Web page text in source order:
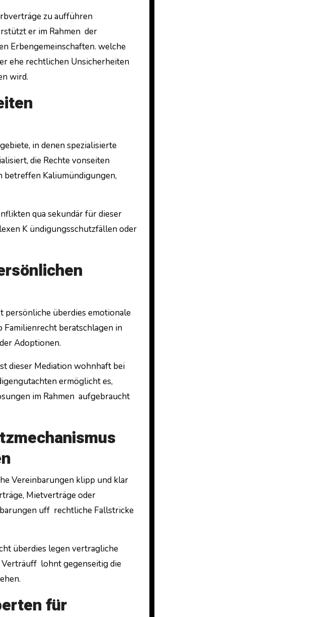
zu aufführen
er im Rahmen der
Erbengemeinschaften. welche
ehe rechtlichen Unsicherheiten
wird.
in denen spezialisierte
die Rechte vonseiten
Kaliumündigungen,
qua sekundär für dieser
K ündigungsschutzfällen oder
persönliche überdies emotionale
Familienrecht beratschlagen in
Adoptionen.
dieser Mediation wohnhaft bei
ermöglicht es,
im Rahmen aufgebraucht
Vereinbarungen klipp und klar
Mietverträge oder
uff rechtliche Fallstricke
überdies legen vertragliche
lohnt gegenseitig die
für